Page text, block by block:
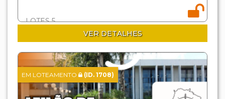
LOTES 5
VER DETALHES
EM LOTEAMENTO (ID. 1708)